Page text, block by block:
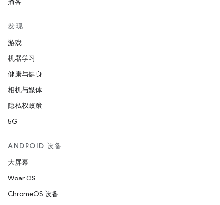
发现
游戏
机器学习
健康与健身
相机与媒体
隐私权政策
5G
ANDROID 设备
大屏幕
Wear OS
ChromeOS 设备